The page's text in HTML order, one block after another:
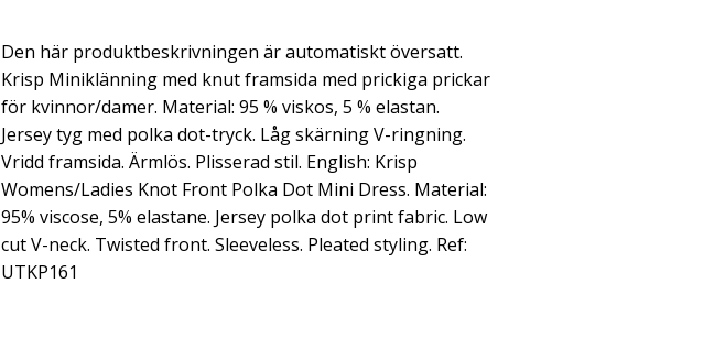
Den här produktbeskrivningen är automatiskt översatt.
Krisp Miniklänning med knut framsida med prickiga prickar
för kvinnor/damer. Material: 95 % viskos, 5 % elastan.
Jersey tyg med polka dot-tryck. Låg skärning V-ringning.
Vridd framsida. Ärmlös. Plisserad stil. English: Krisp
Womens/Ladies Knot Front Polka Dot Mini Dress. Material:
95% viscose, 5% elastane. Jersey polka dot print fabric. Low
cut V-neck. Twisted front. Sleeveless. Pleated styling. Ref:
UTKP161